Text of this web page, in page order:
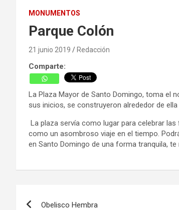
MONUMENTOS
Parque Colón
21 junio 2019 Redacción
Comparte:
La Plaza Mayor de Santo Domingo, toma el
sus inicios, se construyeron alrededor de
La plaza servía como lugar para celebrar
como un asombroso viaje en el tiempo.
en Santo Domingo de una forma tranquila,
Obelisco Hembra